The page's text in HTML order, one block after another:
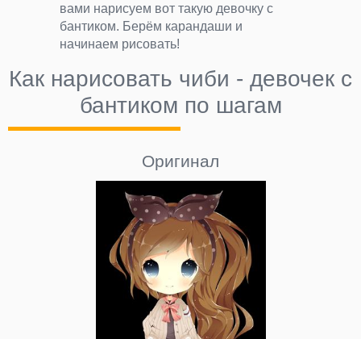
вами нарисуем вот такую девочку с
бантиком. Берём карандаши и
начинаем рисовать!
Как нарисовать чиби - девочек с
бантиком по шагам
Оригинал